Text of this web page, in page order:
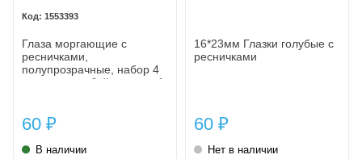
1553393
Глаза моргающие с
ресничками,
полупрозрачные, набор 4
шт, цвет голубой, размер 1
60 ₽
В наличии
16*23мм Глазки голубые с
ресничками
60 ₽
Нет в наличии